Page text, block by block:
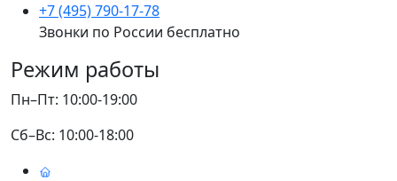
+7 (495) 790-17-78
Звонки по России бесплатно
Режим работы
Пн–Пт: 10:00-19:00
Сб–Вс: 10:00-18:00